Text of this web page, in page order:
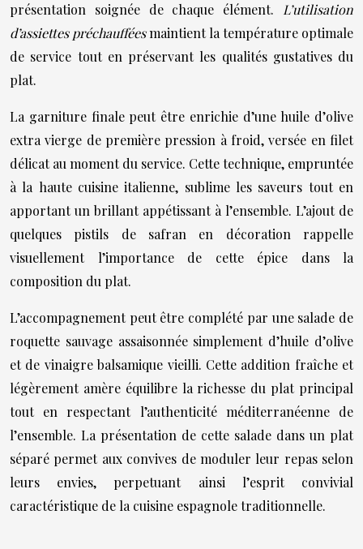
présentation soignée de chaque élément. L’utilisation
d’assiettes préchaufféesmaintient la température optimale
de service tout en préservant les qualités gustatives du
plat.
La garniture finale peut être enrichie d’une huile d’olive
extra vierge de première pression à froid, versée en filet
délicat au moment du service. Cette technique, empruntée
à la haute cuisine italienne, sublime les saveurs tout en
apportant un brillant appétissant à l’ensemble. L’ajout de
quelques pistils de safran en décoration rappelle
visuellement l’importance de cette épice dans la
composition du plat.
L’accompagnement peut être complété par une salade de
roquette sauvage assaisonnée simplement d’huile d’olive
et de vinaigre balsamique vieilli. Cette addition fraîche et
légèrement amère équilibre la richesse du plat principal
tout en respectant l’authenticité méditerranéenne de
l’ensemble. La présentation de cette salade dans un plat
séparé permet aux convives de moduler leur repas selon
leurs envies, perpetuant ainsi l’esprit convivial
caractéristique de la cuisine espagnole traditionnelle.